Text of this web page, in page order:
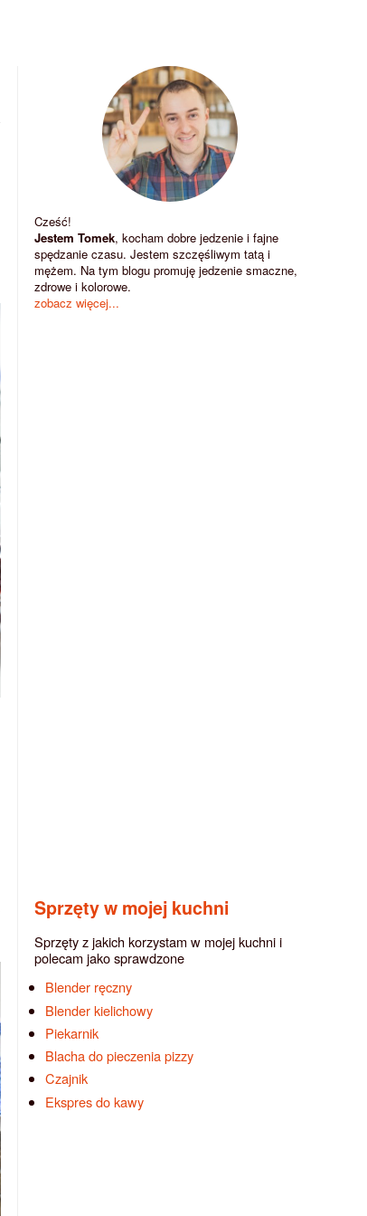
Cześć!
Jestem Tomek, kocham dobre jedzenie i fajne
spędzanie czasu. Jestem szczęśliwym tatą i
mężem. Na tym blogu promuję jedzenie smaczne,
zdrowe i kolorowe.
zobacz więcej...
Sprzęty w mojej kuchni
Sprzęty z jakich korzystam w mojej kuchni i
polecam jako sprawdzone
Blender ręczny
Blender kielichowy
Piekarnik
Blacha do pieczenia pizzy
Czajnik
Ekspres do kawy